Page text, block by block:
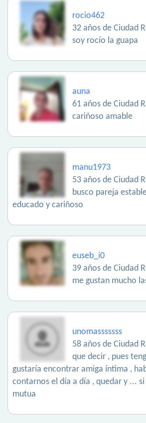
rocio462
32 años de Ciudad
soy rocío la guapa
auna
61 años de Ciudad
cariñoso amable
manu1973
53 años de Ciudad
busco pareja
educado y cariñoso
euseb_i0
39 años de Ciudad
me gustan mucho
unomasssssss
58 años de Ciudad
que decir , pues
gustaría encontrar amiga íntima ,
contarnos el día a día , quedar y ...
mutua